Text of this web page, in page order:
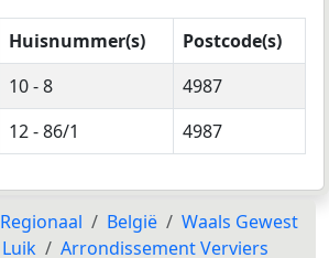
Huisnummer(s)
Postcode(s)
10 - 8
4987
12 - 86/1 4987
Regionaal België
Waals Gewest
Arrondissement Verviers